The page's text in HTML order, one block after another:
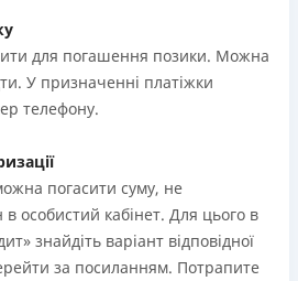
для погашення позики. Можна
У призначенні платіжки
телефону.
погасити суму, не
особистий кабінет. Для цього в
знайдіть варіант відповідної
за посиланням. Потрапите